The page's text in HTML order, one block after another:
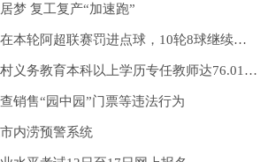
梦 复工复产“加速跑”
焦点热文：雷特吉在本轮阿超联赛罚进点球，10轮8球继续领跑射手榜
【全球新要闻】农村义务教育本科以上学历专任教师达76.01%（新数据 新看点）
销售“园中园”门票等违法行为
内涝预警系统